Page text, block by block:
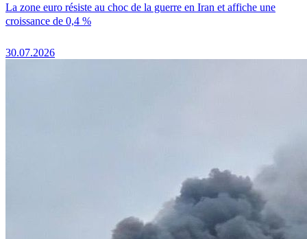
La zone euro résiste au choc de la guerre en Iran et affiche une
croissance de 0,4 %
30.07.2026